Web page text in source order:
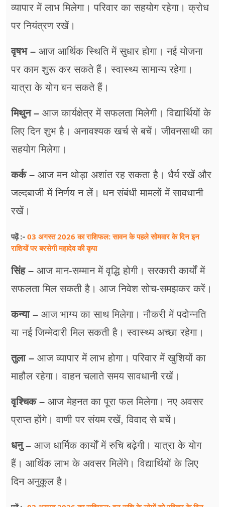
व्यापार में लाभ मिलेगा। परिवार का सहयोग रहेगा। क्रोध
पर नियंत्रण रखें।
वृषभ – आज आर्थिक स्थिति में सुधार होगा। नई योजना
पर काम शुरू कर सकते हैं। स्वास्थ्य सामान्य रहेगा।
यात्रा के योग बन सकते हैं।
मिथुन – आज कार्यक्षेत्र में सफलता मिलेगी। विद्यार्थियों के
लिए दिन शुभ है। अनावश्यक खर्च से बचें। जीवनसाथी का
सहयोग मिलेगा।
कर्क – आज मन थोड़ा अशांत रह सकता है। धैर्य रखें और
जल्दबाजी में निर्णय न लें। धन संबंधी मामलों में सावधानी
रखें।
पढ़ें :- 03 अगस्त 2026 का राशिफल: सावन के पहले सोमवार के दिन इन
राशियों पर बरसेगी महादेव की कृपा
सिंह – आज मान-सम्मान में वृद्धि होगी। सरकारी कार्यों में
सफलता मिल सकती है। आज निवेश सोच-समझकर करें।
कन्या – आज भाग्य का साथ मिलेगा। नौकरी में पदोन्नति
या नई जिम्मेदारी मिल सकती है। स्वास्थ्य अच्छा रहेगा।
तुला – आज व्यापार में लाभ होगा। परिवार में खुशियों का
माहौल रहेगा। वाहन चलाते समय सावधानी रखें।
वृश्चिक – आज मेहनत का पूरा फल मिलेगा। नए अवसर
प्राप्त होंगे। वाणी पर संयम रखें, विवाद से बचें।
धनु – आज धार्मिक कार्यों में रुचि बढ़ेगी। यात्रा के योग
हैं। आर्थिक लाभ के अवसर मिलेंगे। विद्यार्थियों के लिए
दिन अनुकूल है।